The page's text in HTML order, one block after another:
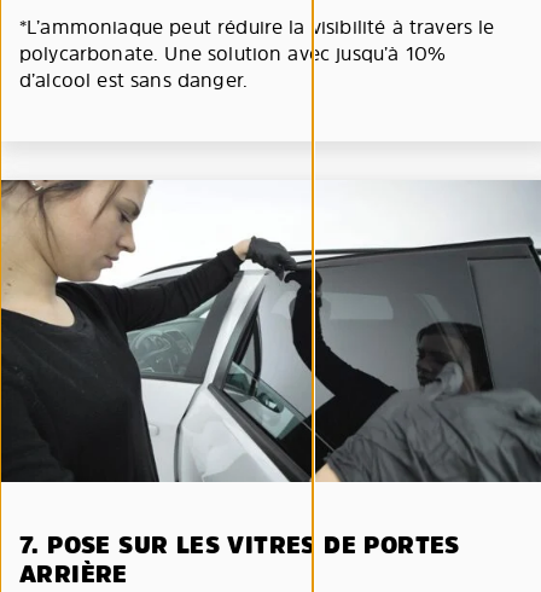
*L’ammoniaque peut réduire la visibilité à travers le
polycarbonate. Une solution avec jusqu’à 10%
d’alcool est sans danger.
7. POSE SUR LES VITRES DE PORTES
ARRIÈRE